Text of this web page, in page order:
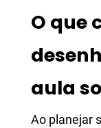
O que
aula
Ao planejar